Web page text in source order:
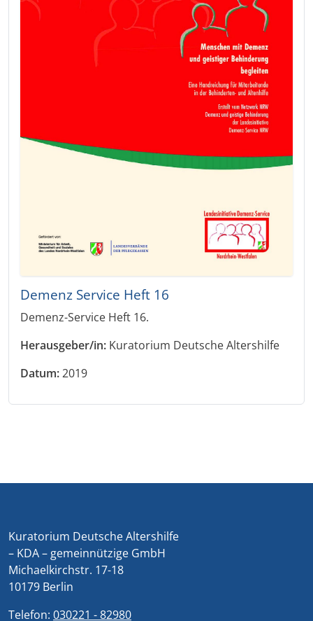
Demenz Service Heft 16
Demenz-Service Heft 16.
Herausgeber/in: Kuratorium Deutsche Altershilfe
Datum:2019
Kuratorium Deutsche Altershilfe
– KDA – gemeinnützige GmbH
Michaelkirchstr. 17-18
10179 Berlin
Telefon: 030221 - 82980